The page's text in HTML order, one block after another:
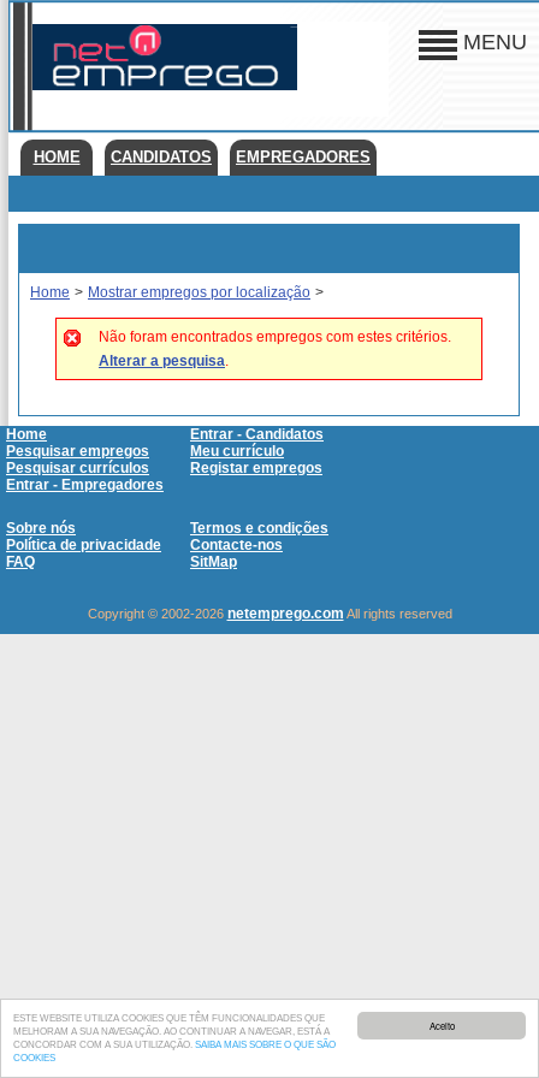
Aceito
ESTE WEBSITE UTILIZA COOKIES QUE TÊM FUNCIONALIDADES QUE
MELHORAM A SUA NAVEGAÇÃO. AO CONTINUAR A NAVEGAR, ESTÁ A
CONCORDAR COM A SUA UTILIZAÇÃO. SAIBA MAIS SOBRE O QUE SÃO
COOKIES
MENU
HOME CANDIDATOS EMPREGADORES
Home > Mostrar empregos por localização >
Não foram encontrados empregos com estes critérios.
Alterar a pesquisa.
Home
Entrar - Candidatos
Pesquisar empregos
Meu currículo
Pesquisar currículos
Registar empregos
Entrar - Empregadores
Sobre nós
Termos e condições
Política de privacidade
Contacte-nos
FAQ
SitMap
Copyright © 2002-2026 netemprego.com All rights reserved